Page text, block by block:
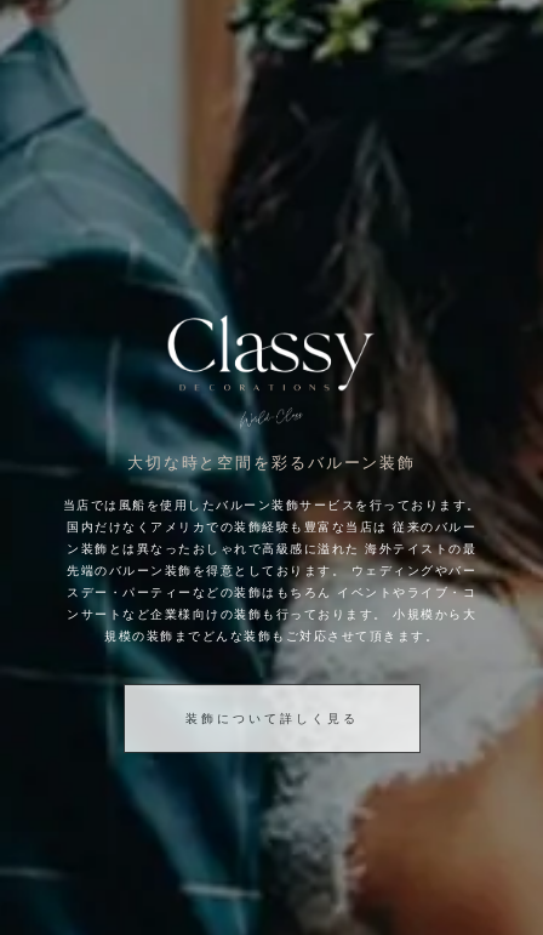
大切な時と空間を彩るバルーン装飾
当店では風船を使用したバルーン装飾サービスを行っております。
国内だけなくアメリカでの装飾経験も豊富な当店は
従来のバルー
ン装飾とは異なったおしゃれで高級感に溢れた
海外テイストの最
先端のバルーン装飾を得意としております。
ウェディングやバー
スデー・パーティーなどの装飾はもちろん
イベントやライブ・コ
ンサートなど企業様向けの装飾も行っております。
小規模から大
規模の装飾までどんな装飾もご対応させて頂きます。
装飾について詳しく見る